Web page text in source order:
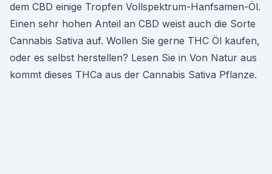
dem CBD einige Tropfen Vollspektrum-Hanfsamen-Öl.
Einen sehr hohen Anteil an CBD weist auch die Sorte
Cannabis Sativa auf. Wollen Sie gerne THC Öl kaufen,
oder es selbst herstellen? Lesen Sie in Von Natur aus
kommt dieses THCa aus der Cannabis Sativa Pflanze.